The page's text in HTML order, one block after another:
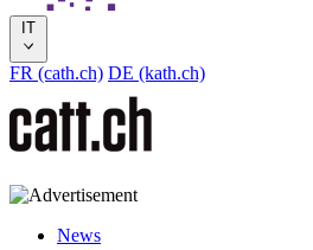
IT
FR (cath.ch) DE (kath.ch)
News